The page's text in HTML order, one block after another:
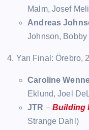
Malm, Josef
Andreas
Johnson,
4. Yarı Final: Örebro,
Caroline
Eklund, Joel
JTR – Building
Strange Dahl)